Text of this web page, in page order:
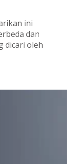
ini
dan
dicari oleh